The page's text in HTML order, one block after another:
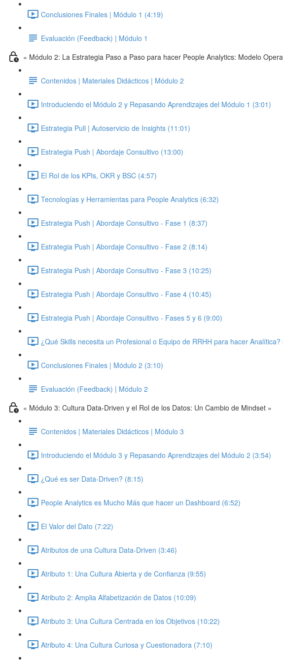
Conclusiones Finales | Módulo 1 (4:19)
Evaluación (Feedback) | Módulo 1
« Módulo 2: La Estrategia Paso a Paso para hacer People Analytics: Modelo
Contenidos | Materiales Didácticos | Módulo 2
Introduciendo el Módulo 2 y Repasando Aprendizajes del Módulo 1 (3:01)
Estrategia Pull | Autoservicio de Insights (11:01)
Estrategia Push | Abordaje Consultivo (13:00)
El Rol de los KPIs, OKR y BSC (4:57)
Tecnologías y Herramientas para People Analytics (6:32)
Estrategia Push | Abordaje Consultivo - Fase 1 (8:37)
Estrategia Push | Abordaje Consultivo - Fase 2 (8:14)
Estrategia Push | Abordaje Consultivo - Fase 3 (10:25)
Estrategia Push | Abordaje Consultivo - Fase 4 (10:45)
Estrategia Push | Abordaje Consultivo - Fases 5 y 6 (9:00)
¿Qué Skills necesita un Profesional o Equipo de RRHH para hacer Analítica?
Conclusiones Finales | Módulo 2 (3:10)
Evaluación (Feedback) | Módulo 2
« Módulo 3: Cultura Data-Driven y el Rol de los Datos: Un Cambio de Mindset »
Contenidos | Materiales Didácticos | Módulo 3
Introduciendo el Módulo 3 y Repasando Aprendizajes del Módulo 2 (3:54)
¿Qué es ser Data-Driven? (8:15)
People Analytics es Mucho Más que hacer un Dashboard (6:52)
El Valor del Dato (7:22)
Atributos de una Cultura Data-Driven (3:46)
Atributo 1: Una Cultura Abierta y de Confianza (9:55)
Atributo 2: Amplia Alfabetización de Datos (10:09)
Atributo 3: Una Cultura Centrada en los Objetivos (10:22)
Atributo 4: Una Cultura Curiosa y Cuestionadora (7:10)